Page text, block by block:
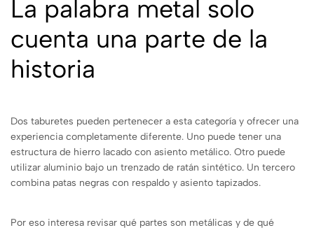
La palabra metal solo
cuenta una parte de la
historia
Dos taburetes pueden pertenecer a esta categoría y ofrecer una
experiencia completamente diferente. Uno puede tener una
estructura de hierro lacado con asiento metálico. Otro puede
utilizar aluminio bajo un trenzado de ratán sintético. Un tercero
combina patas negras con respaldo y asiento tapizados.
Por eso interesa revisar qué partes son metálicas y de qué